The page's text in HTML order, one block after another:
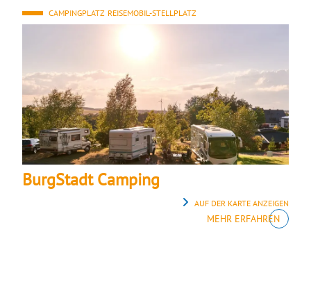
CAMPINGPLATZ REISEMOBIL-STELLPLATZ
BurgStadt Camping
AUF DER KARTE ANZEIGEN
MEHR ERFAHREN